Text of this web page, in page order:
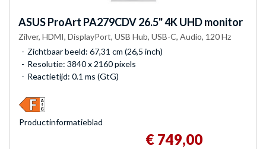
ASUSProArt PA279CDV 26.5" 4K UHD monitor
Zilver, HDMI, DisplayPort, USB Hub, USB-C, Audio, 120 Hz
Zichtbaar beeld: 67,31 cm (26,5 inch)
Resolutie: 3840 x 2160 pixels
Reactietijd: 0.1 ms (GtG)
€ 749,00
Product­informatieblad